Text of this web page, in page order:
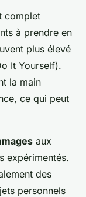
complet
à prendre en
plus élevé
It Yourself).
la main
ce qui peut
aux
expérimentés.
des
personnels